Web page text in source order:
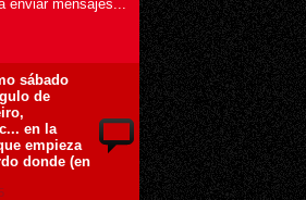
enviar mensajes...
sábado
de
en la
empieza
donde (en